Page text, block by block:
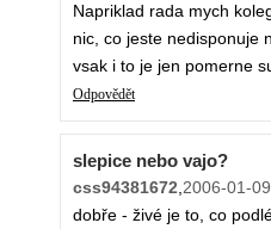
Napriklad rada mych
nic, co jeste nedisponuje
vsak i to je jen pomerne
Odpovědět
slepice nebo vajo?
css94381672,2006-01-
dobře - živé je to, co